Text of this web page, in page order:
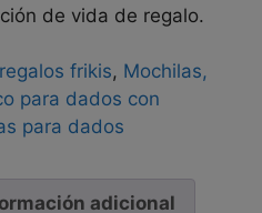
de vida de regalo.
frikis, Mochilas,
para dados con
para dados
adicional